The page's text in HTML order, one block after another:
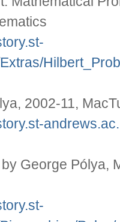
2002-11,
George Pólya,